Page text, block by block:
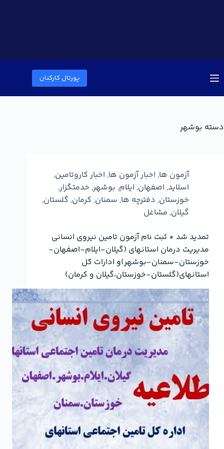
پورتال کارکنان
دسته بوشهر
آزمون ها, اخبار آزمون ها, اخبار کاروتامین,
اسلاید, اصفهان, ایلام, بوشهر, خدمتگزار,
خوزستان, دفترچه ها, سمنان, کرمان, گلستان,
گیلان, مشاغل
تمدید شد * ثبت نام آزمون تامین نیروی انسانی
مدیریت درمان استانهای (گیلان-ایلام-اصفهان-
خوزستان-سمنان-بوشهر)و ادارات کل
استانهای(گلستان-خوزستان،گیلان و کرمان)